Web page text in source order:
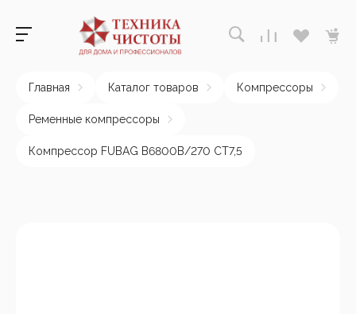
Главная Каталог товаров Компрессоры
Ременные компрессоры
Компрессор FUBAG B6800B/270 CT7,5